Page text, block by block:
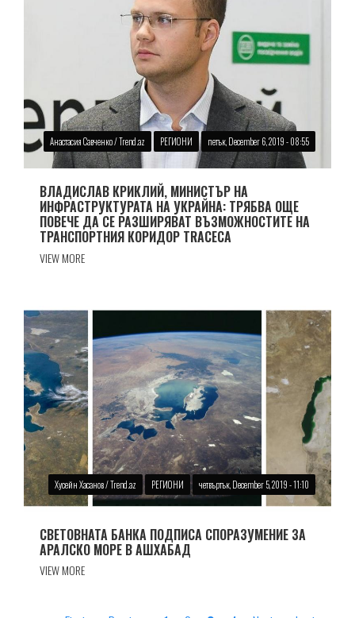
Анастасия Савченко / Trend.az РЕГИОНИ петък, December 6, 2019 - 08:55
ВЛАДИСЛАВ КРИКЛИЙ, МИНИСТЪР НА
ИНФРАСТРУКТУРАТА НА УКРАЙНА: ТРЯБВА ОЩЕ
ПОВЕЧЕ ДА СЕ РАЗШИРЯВАТ ВЪЗМОЖНОСТИТЕ НА
ТРАНСПОРТНИЯ КОРИДОР TRACECA
VIEW MORE
Хусейн Хасанов / Trend.az РЕГИОНИ четвъртък, December 5, 2019 - 11:10
СВЕТОВНАТА БАНКА ПОДПИСА СПОРАЗУМЕНИЕ ЗА
АРАЛСКО МОРЕ В АШХАБАД
VIEW MORE